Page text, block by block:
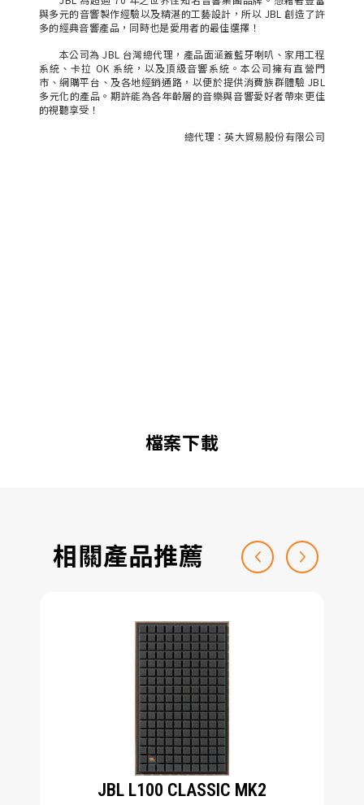
與多元的音響製作經驗以及精湛的工藝設計，所以 JBL 創造了許
多的經典音響產品，同時也是愛用者的最佳選擇！
本公司為 JBL 台灣總代理，產品面涵蓋藍牙喇叭、家用工程
系統、卡拉 OK 系統，以及頂級音響系統。本公司擁有直營門
市、網購平台、及各地經銷通路，以便於提供消費族群體驗 JBL
多元化的產品。期許能為各年齡層的音樂與音響愛好者帶來更佳
的視聽享受！
總代理：英大貿易股份有限公司
檔案下載
相關產品推薦
JBL L100 CLASSIC MK2